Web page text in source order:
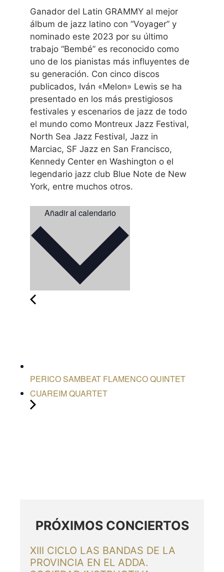
Ganador del Latin GRAMMY al mejor
álbum de jazz latino con “Voyager” y
nominado este 2023 por su último
trabajo “Bembé” es reconocido como
uno de los pianistas más influyentes de
su generación. Con cinco discos
publicados, Iván «Melon» Lewis se ha
presentado en los más prestigiosos
festivales y escenarios de jazz de todo
el mundo como Montreux Jazz Festival,
North Sea Jazz Festival, Jazz in
Marciac, SF Jazz en San Francisco,
Kennedy Center en Washington o el
legendario jazz club Blue Note de New
York, entre muchos otros.
PERICO SAMBEAT FLAMENCO QUINTET
CUAREIM QUARTET
PRÓXIMOS CONCIERTOS
XIII CICLO LAS BANDAS DE LA
PROVINCIA EN EL ADDA.